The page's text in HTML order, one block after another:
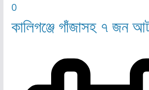
0
কালিগঞ্জে গাঁজাসহ ৭ জন